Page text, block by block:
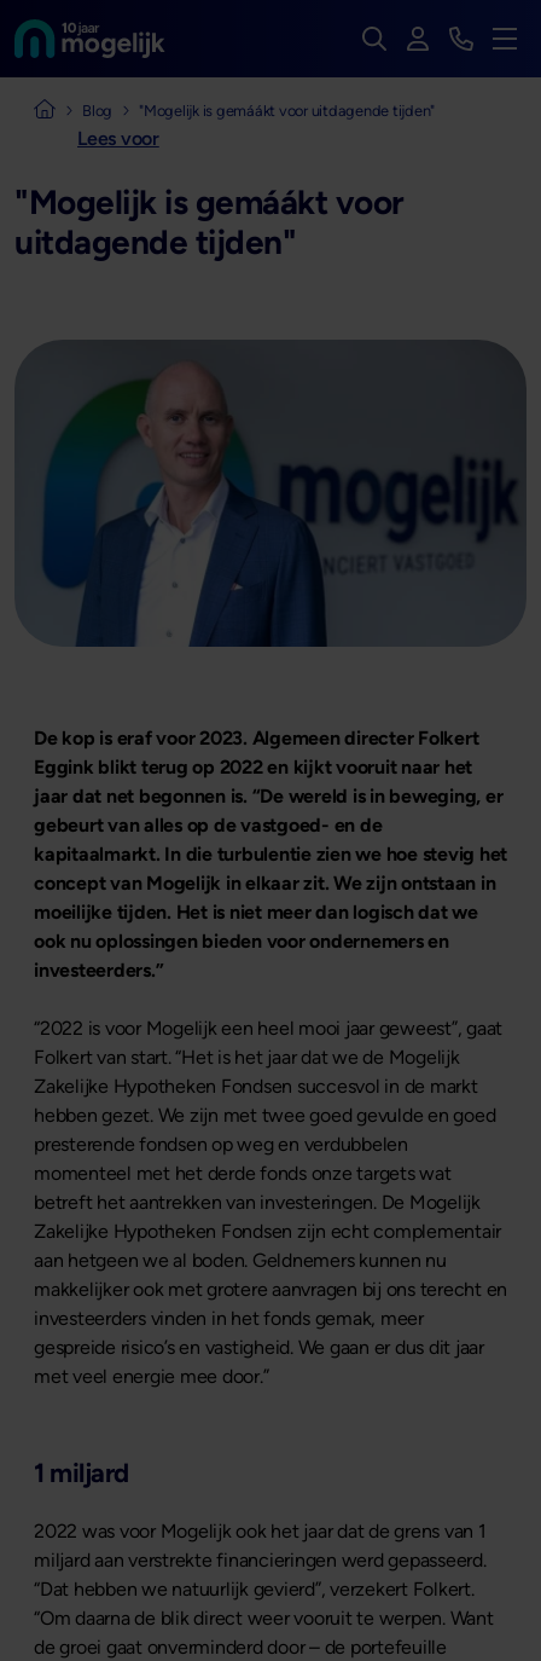
Naar de homepage van Zoek op de hele
InloggenBekijk
Menu
Naar de homepage van Mogelijk Vastgoedfinancieringen
Blog "Mogelijk is gemáákt voor uitdagende tijden"
Lees voor
"Mogelijk is gemáákt voor
uitdagende tijden"
De kop is eraf voor 2023. Algemeen directer Folkert
Eggink blikt terug op 2022 en kijkt vooruit naar het
jaar dat net begonnen is. “De wereld is in beweging, er
gebeurt van alles op de vastgoed- en de
kapitaalmarkt. In die turbulentie zien we hoe stevig het
concept van Mogelijk in elkaar zit. We zijn ontstaan in
moeilijke tijden. Het is niet meer dan logisch dat we
ook nu oplossingen bieden voor ondernemers en
investeerders.”
“2022 is voor Mogelijk een heel mooi jaar geweest”, gaat
Folkert van start. “Het is het jaar dat we de Mogelijk
Zakelijke Hypotheken Fondsen succesvol in de markt
hebben gezet. We zijn met twee goed gevulde en goed
presterende fondsen op weg en verdubbelen
momenteel met het derde fonds onze targets wat
betreft het aantrekken van investeringen. De Mogelijk
Zakelijke Hypotheken Fondsen zijn echt complementair
aan hetgeen we al boden. Geldnemers kunnen nu
makkelijker ook met grotere aanvragen bij ons terecht en
investeerders vinden in het fonds gemak, meer
gespreide risico’s en vastigheid. We gaan er dus dit jaar
met veel energie mee door.”
1 miljard
2022 was voor Mogelijk ook het jaar dat de grens van 1
miljard aan verstrekte financieringen werd gepasseerd.
“Dat hebben we natuurlijk gevierd”, verzekert Folkert.
“Om daarna de blik direct weer vooruit te werpen. Want
de groei gaat onverminderd door – de portefeuille